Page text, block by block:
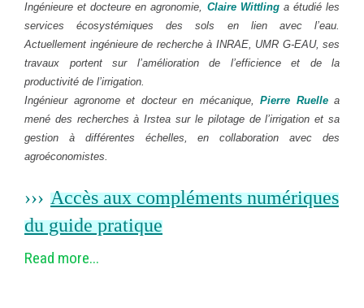
Ingénieure et docteure en agronomie, Claire Wittling a étudié les
services écosystémiques des sols en lien avec l’eau.
Actuellement ingénieure de recherche à INRAE, UMR G-EAU, ses
travaux portent sur l’amélioration de l’efficience et de la
productivité de l’irrigation.
Ingénieur agronome et docteur en mécanique, Pierre Ruellea
mené des recherches à Irstea sur le pilotage de l’irrigation et sa
gestion à différentes échelles,en collaboration avec des
agroéconomistes.
››› Accès aux compléments numériques
du guide pratique
Read more...